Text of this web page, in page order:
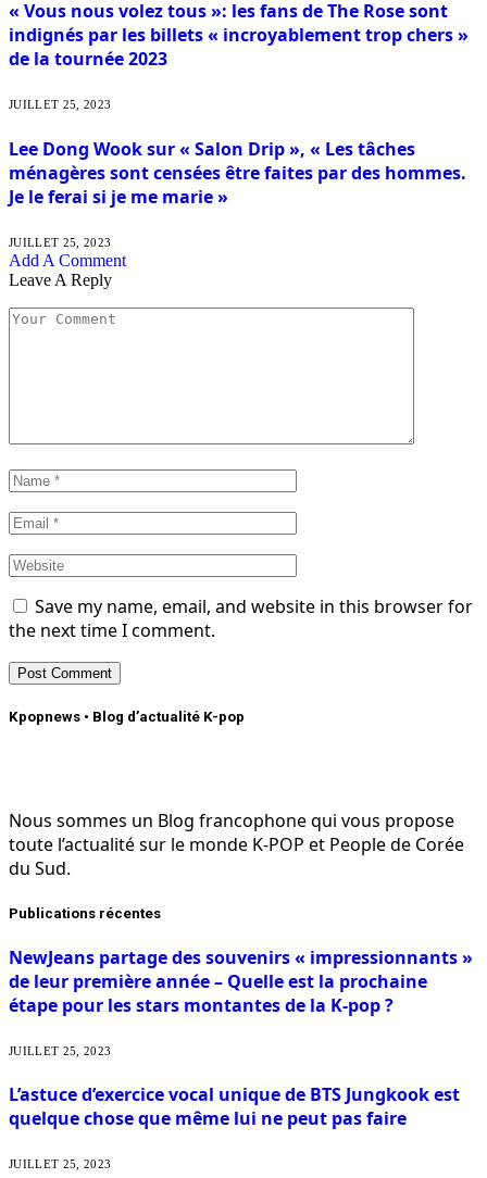
« Vous nous volez tous »: les fans de The Rose sont
indignés par les billets « incroyablement trop chers »
de la tournée 2023
JUILLET 25, 2023
Lee Dong Wook sur « Salon Drip », « Les tâches
ménagères sont censées être faites par des hommes.
Je le ferai si je me marie »
JUILLET 25, 2023
Add A Comment
Leave A Reply
Save my name, email, and website in this browser for
the next time I comment.
Kpopnews • Blog d’actualité K-pop
Nous sommes un Blog francophone qui vous propose
toute l’actualité sur le monde K-POP et People de Corée
du Sud.
Publications récentes
NewJeans partage des souvenirs « impressionnants »
de leur première année – Quelle est la prochaine
étape pour les stars montantes de la K-pop ?
JUILLET 25, 2023
L’astuce d’exercice vocal unique de BTS Jungkook est
quelque chose que même lui ne peut pas faire
JUILLET 25, 2023